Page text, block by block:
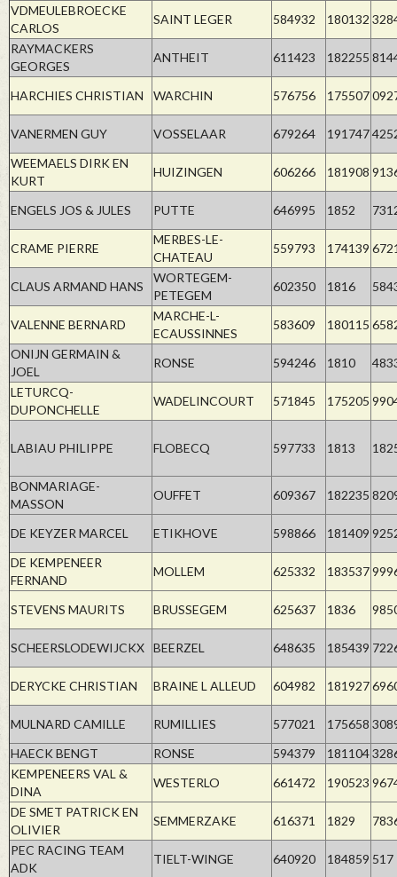
VDMEULEBROECKE
CARLOS
SAINT LEGER 584932 180132
RAYMACKERS
GEORGES
ANTHEIT 611423 182255
HARCHIES CHRISTIAN WARCHIN 576756 175507
VANERMEN GUY VOSSELAAR 679264 191747
WEEMAELS DIRK EN
KURT
HUIZINGEN 606266 181908
ENGELS JOS & JULES PUTTE 646995 1852
CRAME PIERRE
MERBES-LE-
CHATEAU
559793 174139
CLAUS ARMAND HANS
WORTEGEM-
PETEGEM
602350 1816
VALENNE BERNARD
MARCHE-L-
ECAUSSINNES
583609 180115
ONIJN GERMAIN &
JOEL
RONSE 594246 1810
LETURCQ-
DUPONCHELLE
WADELINCOURT 571845 175205
LABIAU PHILIPPE FLOBECQ 597733 1813
BONMARIAGE-
MASSON
OUFFET 609367 182235
DE KEYZER MARCEL ETIKHOVE 598866 181409
DE KEMPENEER
FERNAND
MOLLEM 625332 183537
STEVENS MAURITS BRUSSEGEM 625637 1836
SCHEERSLODEWIJCKX BEERZEL 648635 185439
DERYCKE CHRISTIAN BRAINE L ALLEUD 604982 181927
MULNARD CAMILLE RUMILLIES 577021 175658
HAECK BENGT
RONSE 594379 181104
KEMPENEERS VAL &
DINA
WESTERLO 661472 190523
DE SMET PATRICK EN
OLIVIER
SEMMERZAKE 616371 1829
PEC RACING TEAM
ADK
TIELT-WINGE 640920 184859 517